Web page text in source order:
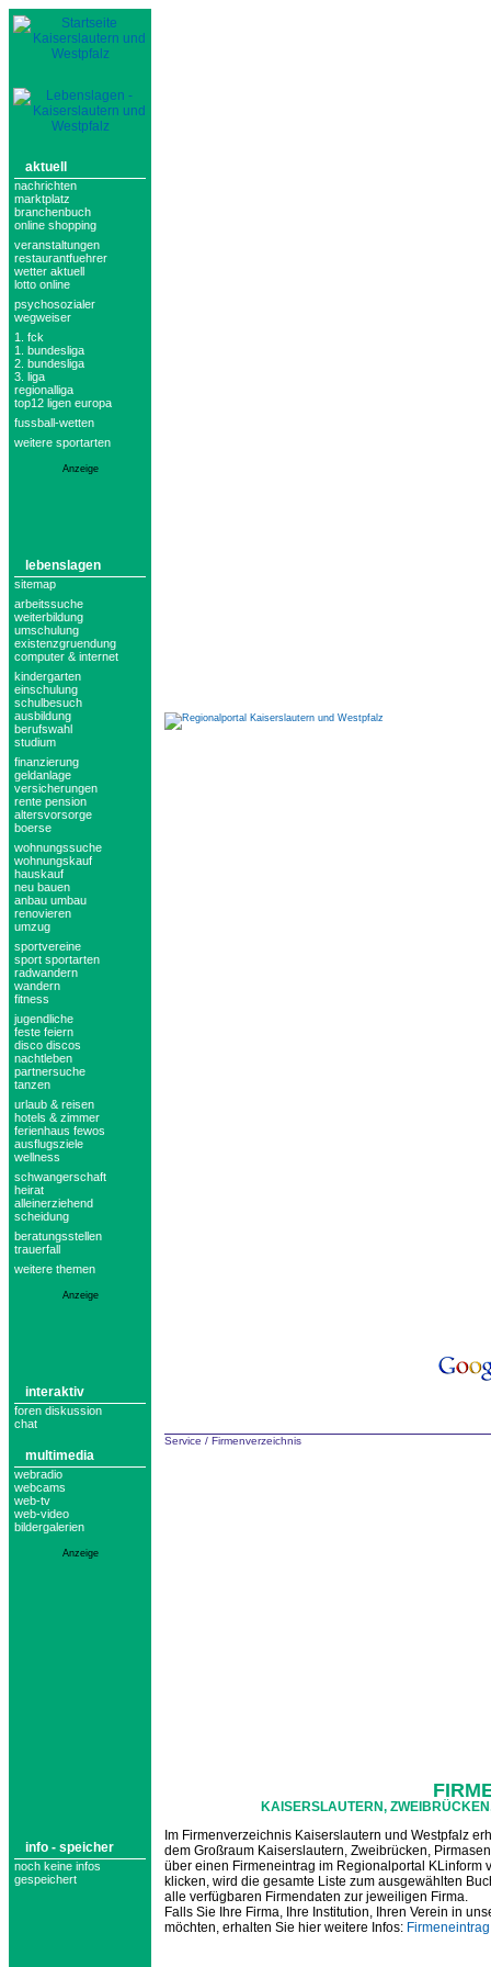
aktuell
nachrichten
marktplatz
branchenbuch
online shopping
veranstaltungen
restaurantfuehrer
wetter aktuell
lotto online
psychosozialer
wegweiser
1. fck
1. bundesliga
2. bundesliga
3. liga
regionalliga
top12 ligen europa
fussball-wetten
weitere sportarten
Anzeige
lebenslagen
sitemap
arbeitssuche
weiterbildung
umschulung
existenzgruendung
computer & internet
kindergarten
einschulung
schulbesuch
ausbildung
berufswahl
studium
finanzierung
geldanlage
versicherungen
rente pension
altersvorsorge
boerse
wohnungssuche
wohnungskauf
hauskauf
neu bauen
anbau umbau
renovieren
umzug
sportvereine
sport sportarten
radwandern
wandern
fitness
jugendliche
feste feiern
disco discos
nachtleben
partnersuche
tanzen
urlaub & reisen
hotels & zimmer
ferienhaus fewos
ausflugsziele
wellness
schwangerschaft
heirat
alleinerziehend
scheidung
beratungsstellen
trauerfall
weitere themen
Anzeige
interaktiv
foren diskussion
chat
multimedia
webradio
webcams
web-tv
web-video
bildergalerien
Anzeige
info - speicher
noch keine infos
gespeichert
Service / Firmenverzeichnis
KAISERSLAUTERN,
Im Firmenverzeichnis Kaiserslautern und Westpfalz
dem Großraum Kaiserslautern, Zweibrücken,
über einen Firmeneintrag im Regionalportal KLinform
klicken, wird die gesamte Liste zum ausgewählten
alle verfügbaren Firmendaten zur jeweiligen Firma.
Falls Sie Ihre Firma, Ihre Institution, Ihren Verein in
möchten, erhalten Sie hier weitere Infos: